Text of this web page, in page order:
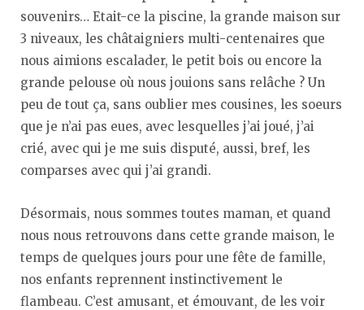
souvenirs… Etait-ce la piscine, la grande maison sur
3 niveaux, les châtaigniers multi-centenaires que
nous aimions escalader, le petit bois ou encore la
grande pelouse où nous jouions sans relâche ? Un
peu de tout ça, sans oublier mes cousines, les soeurs
que je n’ai pas eues, avec lesquelles j’ai joué, j’ai
crié, avec qui je me suis disputé, aussi, bref, les
comparses avec qui j’ai grandi.
Désormais, nous sommes toutes maman, et quand
nous nous retrouvons dans cette grande maison, le
temps de quelques jours pour une fête de famille,
nos enfants reprennent instinctivement le
flambeau. C’est amusant, et émouvant, de les voir